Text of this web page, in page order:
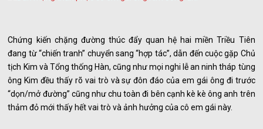
Chứng kiến chặng đường thúc đẩy quan hệ hai miền Triều Tiên
đang từ “chiến tranh” chuyển sang “hợp tác”, dẫn đến cuộc gặp Chủ
tịch Kim và Tổng thống Hàn, cũng như mọi nghi lễ an ninh tháp tùng
ông Kim đều thấy rõ vai trò và sự đôn đáo của em gái ông đi trước
“dọn/mở đường” cũng như chu toàn đi bên cạnh kè kè ông anh trên
thảm đỏ mới thấy hết vai trò và ảnh hưởng của cô em gái này.